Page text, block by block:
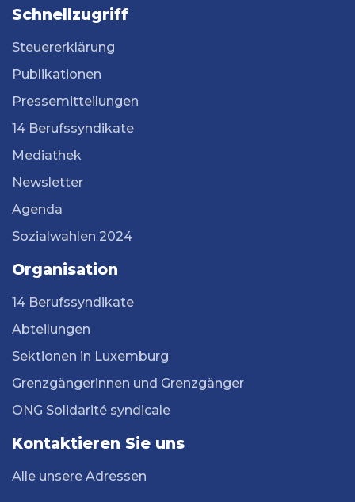
Schnellzugriff
Steuererklärung
Publikationen
Pressemitteilungen
14 Berufssyndikate
Mediathek
Newsletter
Agenda
Sozialwahlen 2024
Organisation
14 Berufssyndikate
Abteilungen
Sektionen in Luxemburg
Grenzgängerinnen und Grenzgänger
ONG Solidarité syndicale
Kontaktieren Sie uns
Alle unsere Adressen